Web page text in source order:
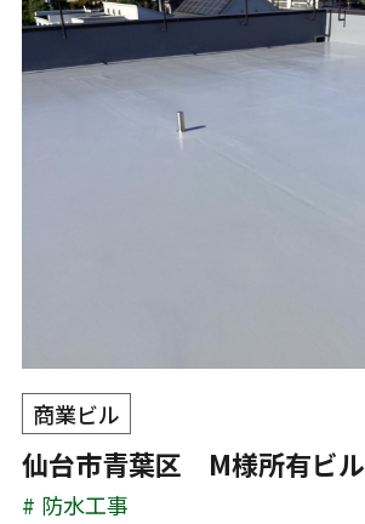
商業ビル
仙台市青葉区 M様所有ビル
防水工事